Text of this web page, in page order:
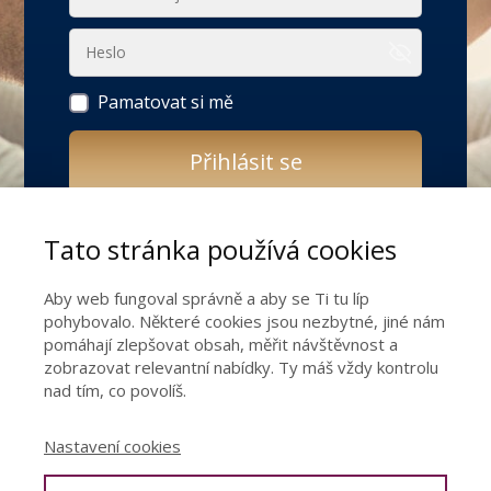
Pamatovat si mě
Přihlásit se
živého online programu pro ženy LÁSKA JE
TVŮJ ZDROJ VE VZTAHU?
Uzdrav svůj vztah k mužům!
Získat přístup do programu
Tato stránka používá cookies
Aby web fungoval správně a aby se Ti tu líp
pohybovalo. Některé cookies jsou nezbytné, jiné nám
pomáhají zlepšovat obsah, měřit návštěvnost a
zobrazovat relevantní nabídky. Ty máš vždy kontrolu
nad tím, co povolíš.
Nastavení cookies